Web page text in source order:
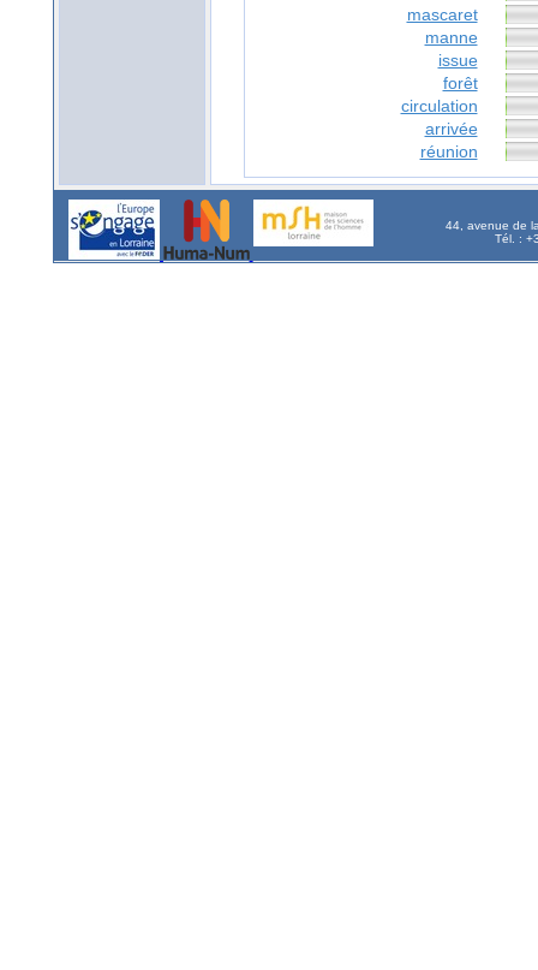
mascaret
manne
issue
forêt
circulation
arrivée
réunion
44, avenue de
Tél. :